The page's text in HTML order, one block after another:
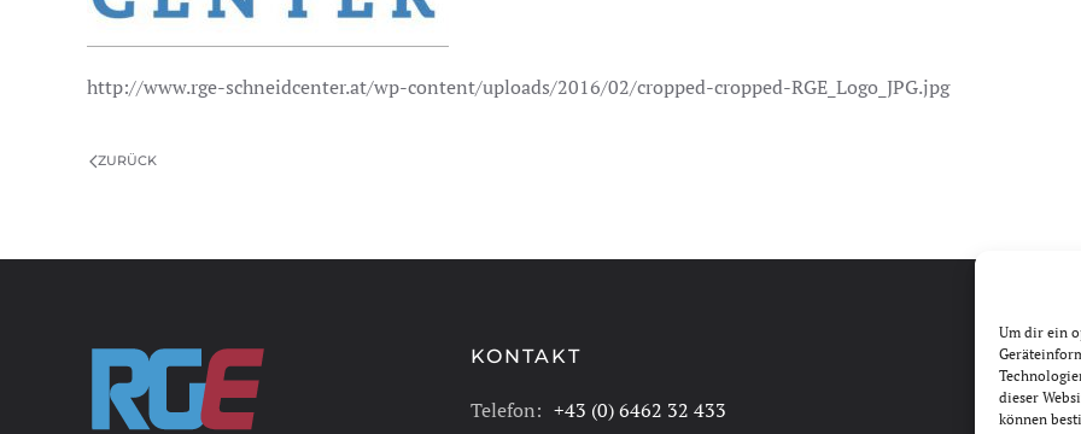
Um dir ein
dieser
können
http://www.rge-schneidcenter.at/wp-content/uploads/2016/02/cropped-cropped-RGE_Logo_JPG.jpg
ZURÜCK
KONTAKT
Telefon: +43 (0) 6462 32 433